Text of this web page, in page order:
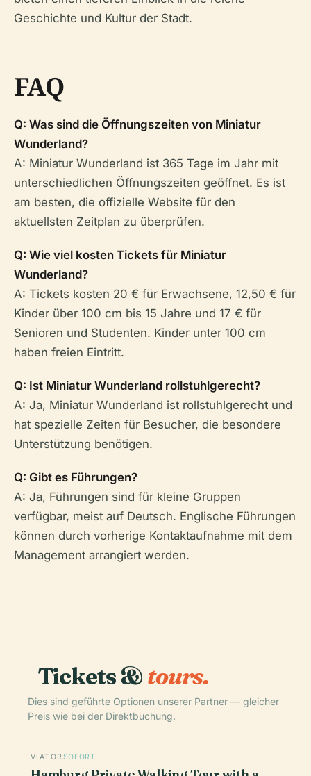
Geschichte und Kultur der Stadt.
FAQ
Q: Was sind die Öffnungszeiten von Miniatur
Wunderland?
A: Miniatur Wunderland ist 365 Tage im Jahr mit
unterschiedlichen Öffnungszeiten geöffnet. Es ist
am besten, die offizielle Website für den
aktuellsten Zeitplan zu überprüfen.
Q: Wie viel kosten Tickets für Miniatur
Wunderland?
A: Tickets kosten 20 € für Erwachsene, 12,50 € für
Kinder über 100 cm bis 15 Jahre und 17 € für
Senioren und Studenten. Kinder unter 100 cm
haben freien Eintritt.
Q: Ist Miniatur Wunderland rollstuhlgerecht?
A: Ja, Miniatur Wunderland ist rollstuhlgerecht und
hat spezielle Zeiten für Besucher, die besondere
Unterstützung benötigen.
Q: Gibt es Führungen?
A: Ja, Führungen sind für kleine Gruppen
verfügbar, meist auf Deutsch. Englische Führungen
können durch vorherige Kontaktaufnahme mit dem
Management arrangiert werden.
Tickets &tours.
Dies sind geführte Optionen unserer Partner — gleicher
Preis wie bei der Direktbuchung.
VIATOR SOFORT